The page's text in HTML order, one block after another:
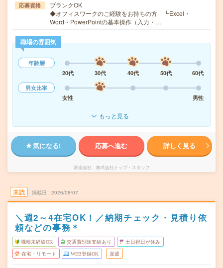
応募資格
ブランクOK
◆オフィスワークのご経験をお持ちの方 ┗Excel・
Word・PowerPointの基本操作（入力・…
職場の雰囲気
年齢層
20代
30代 40代 50代
60代
男女比率
女性
男性
もっと見る
気になる! 応募へ進む 詳しく見る
派遣会社 株式会社トップ・スタッフ
未読 掲載日 2026/08/07
＼週2～4在宅OK！／納期チェック・見積り依
頼などの事務＊
職種未経験OK 交通費別途支給あり 土日祝日が休み
在宅・リモート WEB登録OK 派遣